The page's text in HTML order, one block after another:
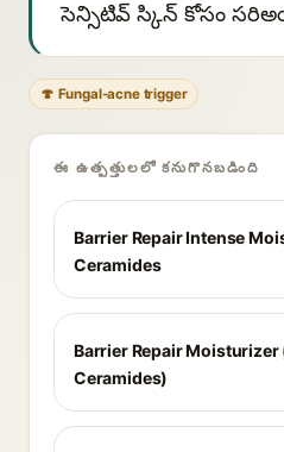
సెన్సిటివ్ స్కిన్ కోసం
🍄 Fungal-acne trigger
ఈ ఉత్పత్తులలో కనుగొనబడింది
Barrier Repair Intense
Ceramides
Barrier Repair
Ceramides)